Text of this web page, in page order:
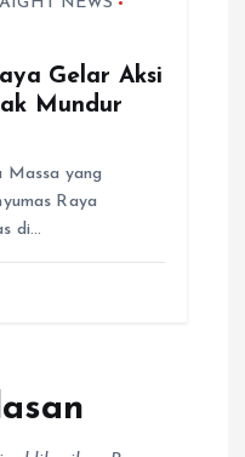
Gelar Aksi
Mundur
Massa yang
Raya
di…